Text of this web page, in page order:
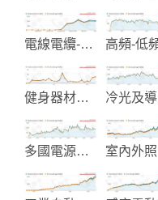
電線電纜-線材加工
健身器材顯示儀表控制
多國電源線製造